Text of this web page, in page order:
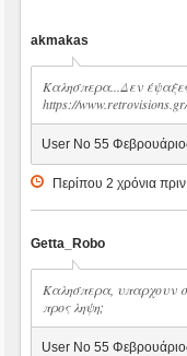
akmakas
Καλησπερα...Δεν
https://
User No 55
Περίπου 2 χρόνια πριν
Getta_Robo
Καλησπερα, υπαρχουν
προς ληψη;
User No 55